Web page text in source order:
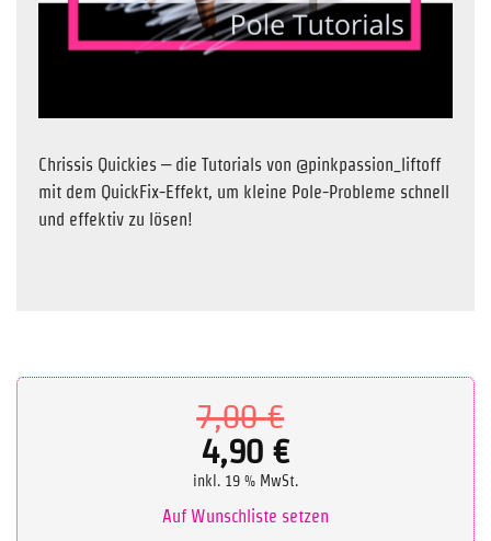
Chrissis Quickies – die Tutorials von @pinkpassion_liftoff
mit dem QuickFix-Effekt, um kleine Pole-Probleme schnell
und effektiv zu lösen!
7,00€
war:
7,00 €
4,90 €
Aktueller
Preis
inkl. 19 % MwSt.
Auf Wunschliste setzen